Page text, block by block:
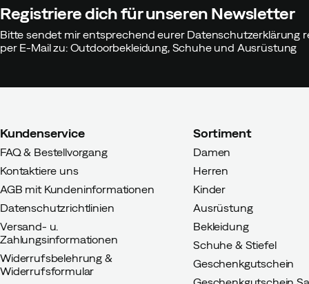
Registriere dich für unseren Newsletter
Bitte sendet mir entsprechend eurer Datenschutzerklärung
per E-Mail zu: Outdoorbekleidung, Schuhe und Ausrüstung
Kundenservice
FAQ & Bestellvorgang
Kontaktiere uns
AGB mit Kundeninformationen
Datenschutzrichtlinien
Versand- u.
Zahlungsinformationen
Widerrufsbelehrung &
Widerrufsformular
Sortiment
Damen
Herren
Kinder
Ausrüstung
Bekleidung
Schuhe & Stiefel
Geschenkgutschein